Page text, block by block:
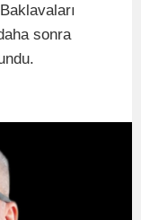
sonra